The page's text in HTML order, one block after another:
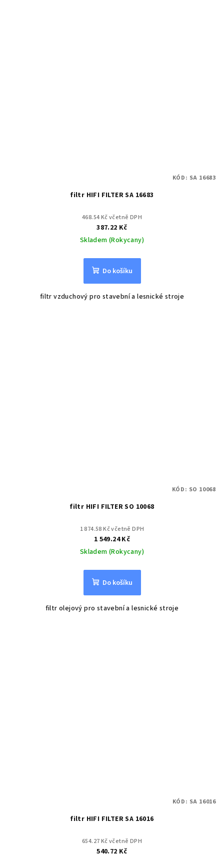
filtr HIFI FILTER SA 16683
468.54 Kč včetně DPH
387.22 Kč
Skladem (Rokycany)
Do košíku
filtr vzduchový pro stavební a lesnické stroje
KÓD: SA 16683
filtr HIFI FILTER SO 10068
1 874.58 Kč včetně DPH
1 549.24 Kč
Skladem (Rokycany)
Do košíku
filtr olejový pro stavební a lesnické stroje
KÓD: SO 10068
filtr HIFI FILTER SA 16016
654.27 Kč včetně DPH
540.72 Kč
KÓD: SA 16016